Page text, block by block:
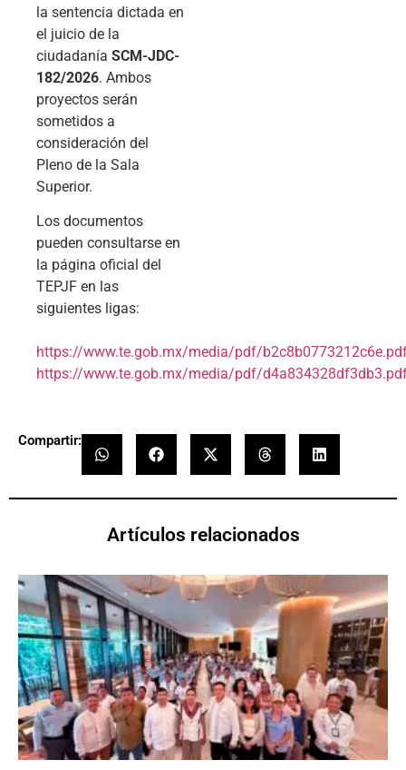
la sentencia dictada en
el juicio de la
ciudadanía SCM-JDC-
182/2026. Ambos
proyectos serán
sometidos a
consideración del
Pleno de la Sala
Superior.
Los documentos
pueden consultarse en
la página oficial del
TEPJF en las
siguientes ligas:
https://www.te.gob.mx/media/pdf/
https://www.te.gob.mx/media/pdf/
Compartir:
Artículos relacionados